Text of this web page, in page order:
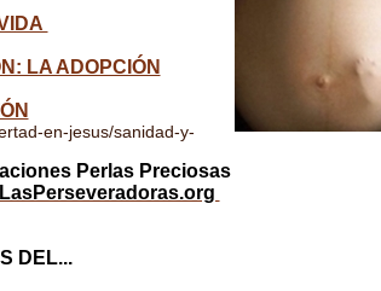
LA ADOPCIÓN
en-jesus/sanidad-y-
Perlas Preciosas
DEL...